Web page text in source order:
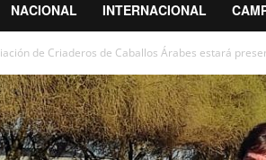
NACIONAL INTERNACIONAL
de Criaderos de Caballos Árabes estará